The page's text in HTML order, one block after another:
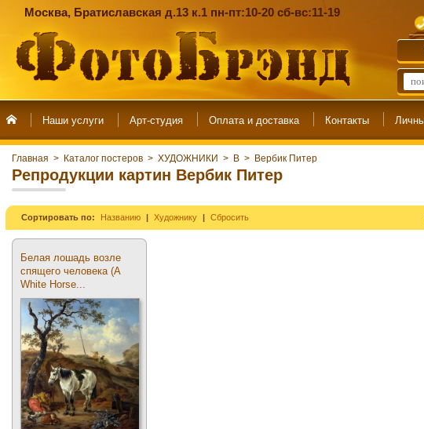
Москва, Братиславская д.13 к.1 пн-пт:10-20 сб-вс:11-19
Наши услуги Арт-студия
Главная > Каталог постеров > ХУДОЖНИКИ > В > Вербик Питер
Репродукции картин Вербик Питер
Сортировать по: Названию Художнику Сбросить
Белая лошадь возле
спящего человека (A
White Horse...